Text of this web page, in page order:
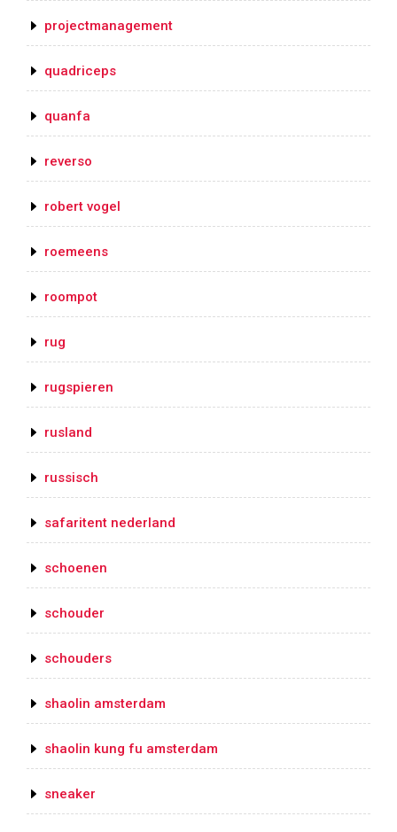
projectmanagement
quadriceps
quanfa
reverso
robert vogel
roemeens
roompot
rug
rugspieren
rusland
russisch
safaritent nederland
schoenen
schouder
schouders
shaolin amsterdam
shaolin kung fu amsterdam
sneaker